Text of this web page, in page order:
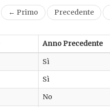
← Primo Precedente
Anno Precedente
Sì
Sì
No